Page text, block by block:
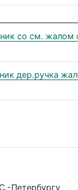
со см. жалом
дер.ручка
Петербургу